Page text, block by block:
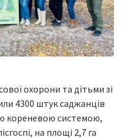
охорони та дітьми зі
4300 штук саджанців
кореневою системою,
на площі 2,7 га